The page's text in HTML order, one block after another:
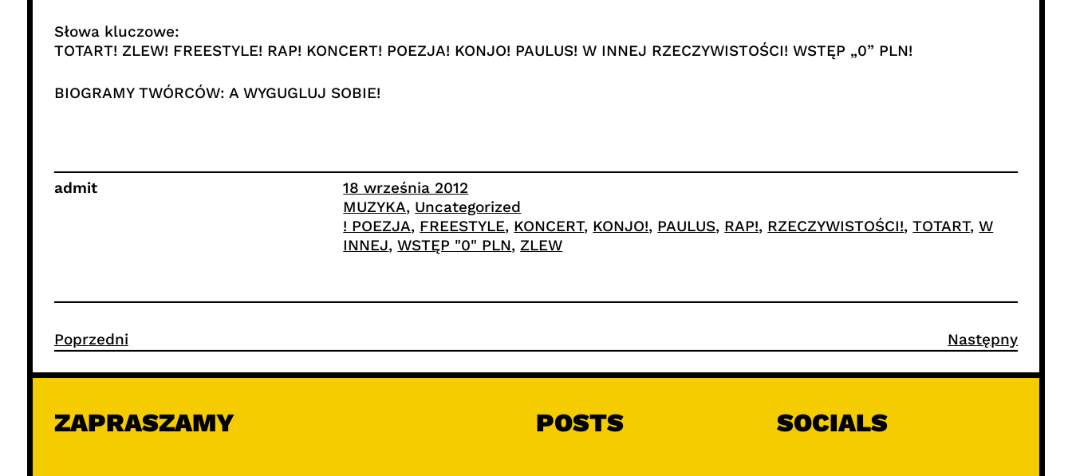
Słowa kluczowe:
TOTART! ZLEW! FREESTYLE! RAP! KONCERT! POEZJA! KONJO! PAULUS! W INNEJ RZECZYWISTOŚCI! WSTĘP „0” PLN!
BIOGRAMY TWÓRCÓW: A WYGUGLUJ SOBIE!
admit
18 września 2012
MUZYKA, Uncategorized
! POEZJA, FREESTYLE, KONCERT, KONJO!, PAULUS, RAP!, RZECZYWISTOŚCI!, TOTART, W
INNEJ, WSTĘP "0" PLN, ZLEW
Poprzedni Następny
ZAPRASZAMY POSTS SOCIALS